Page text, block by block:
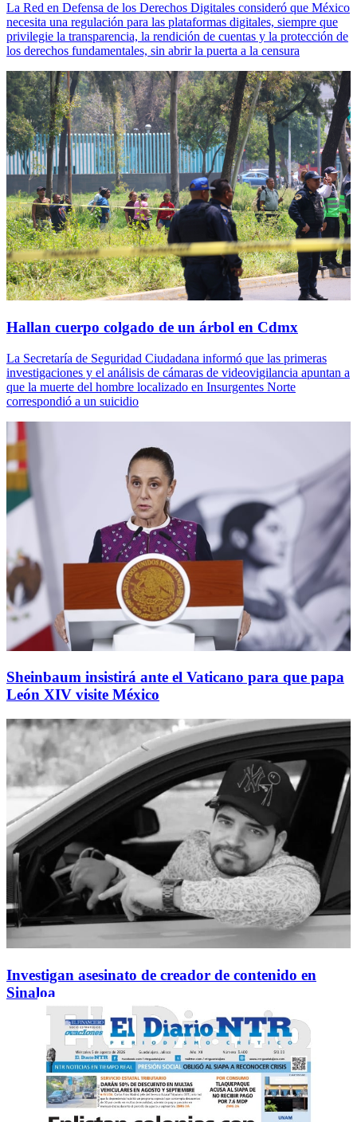
La Red en Defensa de los Derechos Digitales consideró que México
necesita una regulación para las plataformas digitales, siempre que
privilegie la transparencia, la rendición de cuentas y la protección de
los derechos fundamentales, sin abrir la puerta a la censura
Hallan cuerpo colgado de un árbol en Cdmx
La Secretaría de Seguridad Ciudadana informó que las primeras
investigaciones y el análisis de cámaras de videovigilancia apuntan a
que la muerte del hombre localizado en Insurgentes Norte
correspondió a un suicidio
Sheinbaum insistirá ante el Vaticano para que papa
León XIV visite México
Investigan asesinato de creador de contenido en
Sinaloa